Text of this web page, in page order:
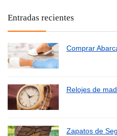
Entradas recientes
Comprar
Relojes de
Zapatos de